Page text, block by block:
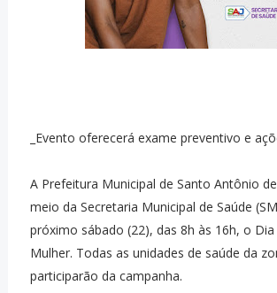
_Evento oferecerá exame preventivo e
A Prefeitura Municipal de Santo Antônio
meio da Secretaria Municipal de Saúde
próximo sábado (22), das 8h às 16h, o Dia
Mulher. Todas as unidades de saúde da
participarão da campanha.